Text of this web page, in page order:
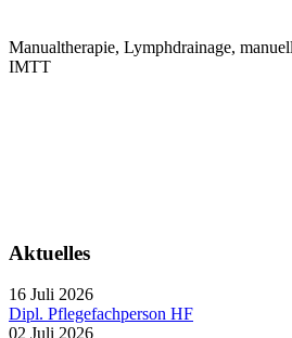
Manualtherapie, Lymphdrainage,
IMTT
Aktuelles
16 Juli 2026
Dipl. Pflegefachperson HF
02 Juli 2026